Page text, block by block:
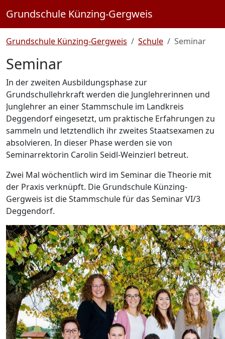
Grundschule Künzing-Gergweis
Grundschule Künzing-Gergweis Schule Seminar
Seminar
In der zweiten Ausbildungsphase zur
Grundschullehrkraft werden die Junglehrerinnen und
Junglehrer an einer Stammschule im Landkreis
Deggendorf eingesetzt, um praktische Erfahrungen zu
sammeln und letztendlich ihr zweites Staatsexamen zu
absolvieren. In dieser Phase werden sie von
Seminarrektorin Carolin Seidl-Weinzierl betreut.
Zwei Mal wöchentlich wird im Seminar die Theorie mit
der Praxis verknüpft. Die Grundschule Künzing-
Gergweis ist die Stammschule für das Seminar VI/3
Deggendorf.